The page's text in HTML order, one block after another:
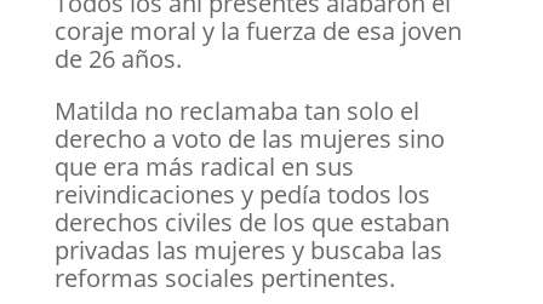
coraje moral y la fuerza de esa joven
de 26 años.
Matilda no reclamaba tan solo el
derecho a voto de las mujeres sino
que era más radical en sus
reivindicaciones y pedía todos los
derechos civiles de los que estaban
privadas las mujeres y buscaba las
reformas sociales pertinentes.